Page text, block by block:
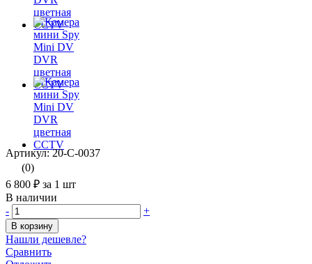
Артикул: 20-С-0037
(0)
6 800 ₽ за 1 шт
В наличии
-
+
В корзину
Нашли дешевле?
Сравнить